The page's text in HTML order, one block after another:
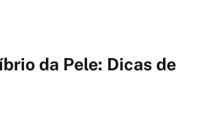
da Pele: Dicas de